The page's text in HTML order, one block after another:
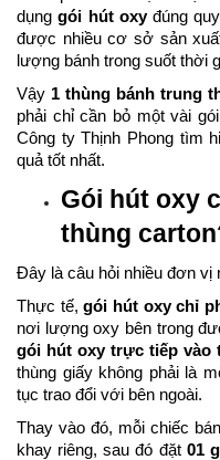
dụnggói hút oxyđúng
được nhiều cơ sở sản
lượng bánh trong suốt thời
Vậy 1 thùng bánh trung
phải chỉ cần bỏ một vài
Công ty Thịnh Phong tìm
quả tốt nhất.
Gói hút oxy
thùng
Đây là câu hỏi nhiều đơn vị
Thực tế,gói hút oxy chỉ
nơi lượng oxy bên trong
gói hút oxy trực tiếp vào
thùng giấy không phải là
tục trao đổi với bên ngoài.
Thay vào đó, mỗi chiếc
khay riêng, sau đó đặt 01